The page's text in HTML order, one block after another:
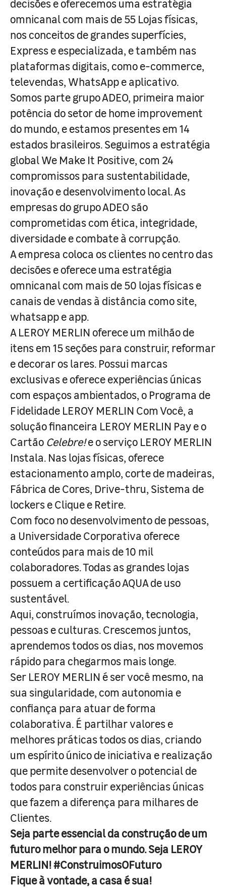
decisões e oferecemos uma estratégia
omnicanal com mais de 55 Lojas físicas,
nos conceitos de grandes superfícies,
Express e especializada, e também nas
plataformas digitais, como e-commerce,
televendas, WhatsApp e aplicativo.
Somos parte grupo ADEO, primeira maior
potência do setor de home improvement
do mundo, e estamos presentes em 14
estados brasileiros. Seguimos a estratégia
global We Make It Positive, com 24
compromissos para sustentabilidade,
inovação e desenvolvimento local. As
empresas do grupo ADEO são
comprometidas com ética, integridade,
diversidade e combate à corrupção.
A empresa coloca os clientes no centro das
decisões e oferece uma estratégia
omnicanal com mais de 50 lojas físicas e
canais de vendas à distância como site,
whatsapp e app.
A LEROY MERLIN oferece um milhão de
itens em 15 seções para construir, reformar
e decorar os lares. Possui marcas
exclusivas e oferece experiências únicas
com espaços ambientados, o Programa de
Fidelidade LEROY MERLIN Com Você, a
solução financeira LEROY MERLIN Pay e o
Cartão Celebre!e o serviço LEROY MERLIN
Instala. Nas lojas físicas, oferece
estacionamento amplo, corte de madeiras,
Fábrica de Cores, Drive-thru, Sistema de
lockers e Clique e Retire.
Com foco no desenvolvimento de pessoas,
a Universidade Corporativa oferece
conteúdos para mais de 10 mil
colaboradores. Todas as grandes lojas
possuem a certificação AQUA de uso
sustentável.
Aqui, construímos inovação, tecnologia,
pessoas e culturas. Crescemos juntos,
aprendemos todos os dias, nos movemos
rápido para chegarmos mais longe.
Ser LEROY MERLIN é ser você mesmo, na
sua singularidade, com autonomia e
confiança para atuar de forma
colaborativa. É partilhar valores e
melhores práticas todos os dias, criando
um espírito único de iniciativa e realização
que permite desenvolver o potencial de
todos para construir experiências únicas
que fazem a diferença para milhares de
Clientes.
Seja parte essencial da construção de um
futuro melhor para o mundo. Seja LEROY
MERLIN! #ConstruimosOFuturo
Fique à vontade, a casa é sua!